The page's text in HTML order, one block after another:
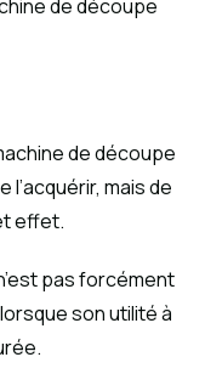
de découpe
de découpe
mais de
effet.
pas forcément
son utilité à